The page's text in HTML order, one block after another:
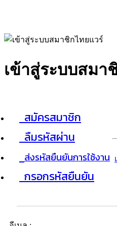
เข้าสู่ระบบสมา
สมัครสมาชิก
ลืมรหัสผ่าน
ส่งรหัสยืนยันการใช้งาน
กรอกรหัสยืนยัน